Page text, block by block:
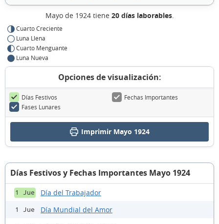
Mayo de 1924 tiene 20 días laborables.
Cuarto Creciente
Luna Llena
Cuarto Menguante
Luna Nueva
Opciones de visualización:
Días Festivos
Fechas Importantes
Fases Lunares
Imprimir Mayo 1924
Días Festivos y Fechas Importantes Mayo 1924
1 Jue Día del Trabajador
1 Jue Día Mundial del Amor